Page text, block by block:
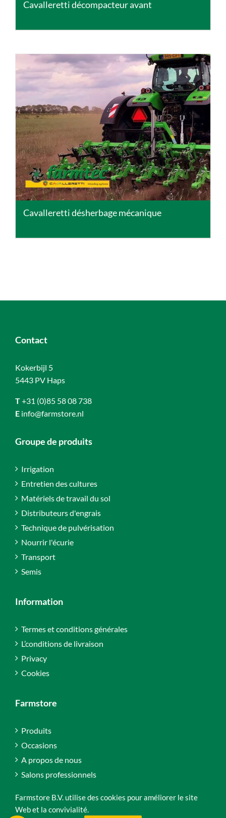
Cavalleretti décompacteur avant
DETAILS
Cavalleretti désherbage mécanique
Contact
Kokerbijl 5
5443 PV Haps
T+31 (0)85 58 08 738
E info@farmstore.nl
Groupe de produits
Irrigation
Entretien des cultures
Matériels de travail du sol
Distributeurs d'engrais
Technique de pulvérisation
Nourrir l'écurie
Transport
Semis
Information
Termes et conditions générales
L’conditions de livraison
Privacy
Cookies
Farmstore
Produits
Occasions
A propos de nous
Salons professionnels
Farmstore B.V. utilise des cookies pour améliorer le site
Web et la convivialité.